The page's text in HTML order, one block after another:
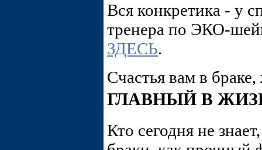
Вся конкретика - у
тренера по ЭКО-
ЗДЕСЬ.
Счастья вам в
ГЛАВНЫЙ В
Кто сегодня не